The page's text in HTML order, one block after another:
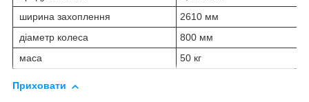
ширина захоплення
2610 мм
діаметр колеса
800 мм
маса
50 кг
Приховати